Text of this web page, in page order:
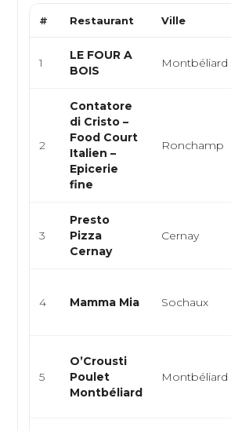
# Restaurant Ville
1
LE FOUR A
BOIS
Montbéliard
2
Contatore
di Cristo –
Food Court
Italien –
Epicerie
fine
Ronchamp
3
Presto
Pizza
Cernay
Cernay
4 Mamma Mia Sochaux
5
O’Crousti
Poulet
Montbéliard
Montbéliard